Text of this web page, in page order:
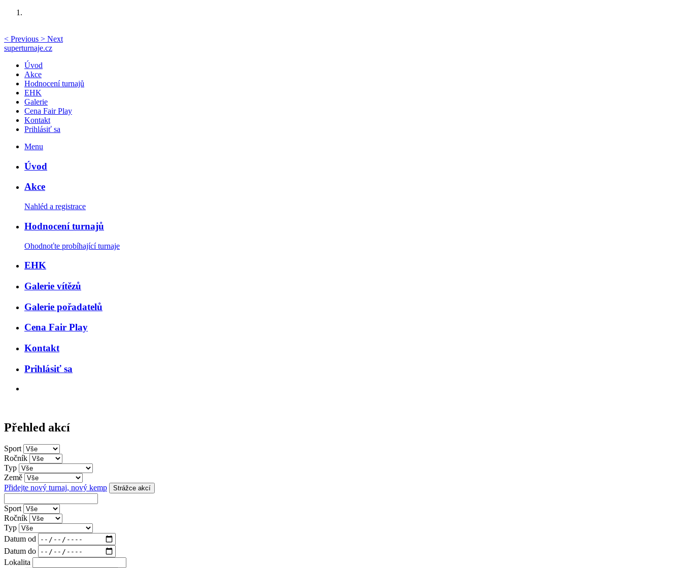
< Previous > Next
superturnaje.cz
Úvod
Akce
Hodnocení turnajů
EHK
Galerie
Cena Fair Play
Kontakt
Prihlásiť sa
Menu
Úvod
Akce
Nahléd a registrace
Hodnocení turnajů
Ohodnoťte probíhající turnaje
EHK
Galerie vítězů
Galerie pořadatelů
Cena Fair Play
Kontakt
Prihlásiť sa
Přehled akcí
Sport
Ročník
Typ
Země
Přidejte nový turnaj, nový kemp
Strážce akcí
Sport
Ročník
Typ
Datum od
Datum do
Lokalita